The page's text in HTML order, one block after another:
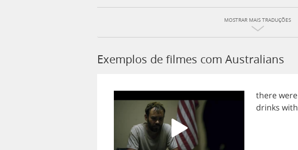
MOSTRAR MAIS TRADUÇÕES
Exemplos de filmes com Australians
therewere
drinks with